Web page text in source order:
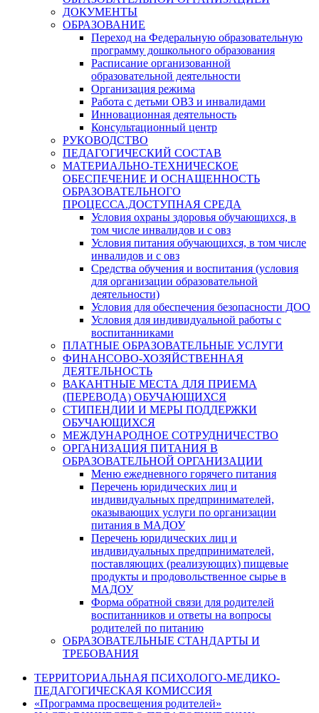
ДОКУМЕНТЫ
ОБРАЗОВАНИЕ
Переход на Федеральную образовательную
программу дошкольного образования
Расписание организованной
образовательной деятельности
Организация режима
Работа с детьми ОВЗ и инвалидами
Инновационная деятельность
Консультационный центр
РУКОВОДСТВО
ПЕДАГОГИЧЕСКИЙ СОСТАВ
МАТЕРИАЛЬНО-ТЕХНИЧЕСКОЕ
ОБЕСПЕЧЕНИЕ И ОСНАЩЕННОСТЬ
ОБРАЗОВАТЕЛЬНОГО
ПРОЦЕССА.ДОСТУПНАЯ СРЕДА
Условия охраны здоровья обучающихся, в
том числе инвалидов и с овз
Условия питания обучающихся, в том числе
инвалидов и с овз
Средства обучения и воспитания (условия
для организации образовательной
деятельности)
Условия для обеспечения безопасности ДОО
Условия для индивидуальной работы с
воспитанниками
ПЛАТНЫЕ ОБРАЗОВАТЕЛЬНЫЕ УСЛУГИ
ФИНАНСОВО-ХОЗЯЙСТВЕННАЯ
ДЕЯТЕЛЬНОСТЬ
ВАКАНТНЫЕ МЕСТА ДЛЯ ПРИЕМА
(ПЕРЕВОДА) ОБУЧАЮЩИХСЯ
СТИПЕНДИИ И МЕРЫ ПОДДЕРЖКИ
ОБУЧАЮЩИХСЯ
МЕЖДУНАРОДНОЕ СОТРУДНИЧЕСТВО
ОРГАНИЗАЦИЯ ПИТАНИЯ В
ОБРАЗОВАТЕЛЬНОЙ ОРГАНИЗАЦИИ
Меню ежедневного горячего питания
Перечень юридических лиц и
индивидуальных предпринимателей,
оказывающих услуги по организации
питания в МАДОУ
Перечень юридических лиц и
индивидуальных предпринимателей,
поставляющих (реализующих) пищевые
продукты и продовольственное сырье в
МАДОУ
Форма обратной связи для родителей
воспитанников и ответы на вопросы
родителей по питанию
ОБРАЗОВАТЕЛЬНЫЕ СТАНДАРТЫ И
ТРЕБОВАНИЯ
ТЕРРИТОРИАЛЬНАЯ ПСИХОЛОГО-МЕДИКО-
ПЕДАГОГИЧЕСКАЯ КОМИССИЯ
«Программа просвещения родителей»